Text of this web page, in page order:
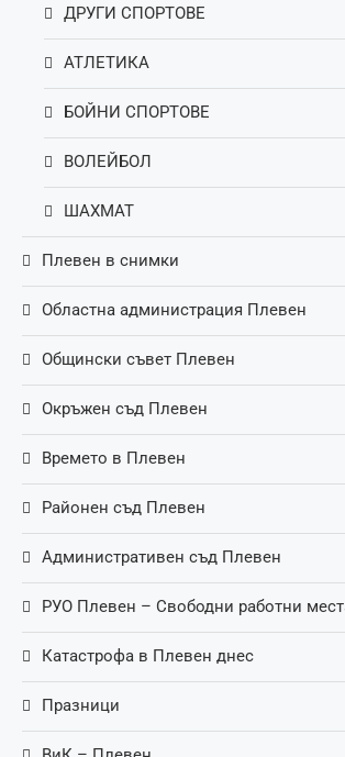
ДРУГИ СПОРТОВЕ
АТЛЕТИКА
БОЙНИ СПОРТОВЕ
ВОЛЕЙБОЛ
ШАХМАТ
Плевен в снимки
Областна администрация Плевен
Общински съвет Плевен
Окръжен съд Плевен
Времето в Плевен
Районен съд Плевен
Административен съд Плевен
РУО Плевен – Свободни работни
Катастрофа в Плевен днес
Празници